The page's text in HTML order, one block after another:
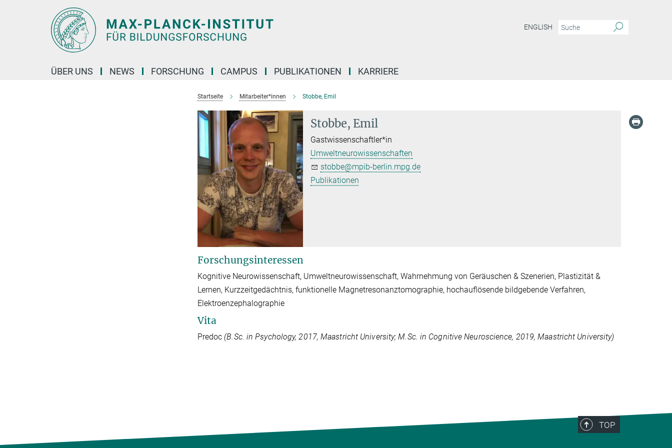
ENGLISH
ÜBER UNS NEWS FORSCHUNG CAMPUS PUBLIKATIONEN KARRIERE
Startseite Mitarbeiter*innen Stobbe, Emil
Stobbe, Emil
Gastwissenschaftler*in
Umweltneurowissenschaften
stobbe@mpib-berlin.mpg.de
Publikationen
Forschungsinteressen
Kognitive Neurowissenschaft, Umweltneurowissenschaft, Wahrnehmung von Geräuschen & Szenerien, Plastizität &
Lernen, Kurzzeitgedächtnis, funktionelle Magnetresonanztomographie, hochauflösende bildgebende Verfahren,
Elektroenzephalographie
Vita
Predoc (B.Sc. in Psychology, 2017, Maastricht University; M.Sc. in Cognitive Neuroscience, 2019, Maastricht University)
TOP